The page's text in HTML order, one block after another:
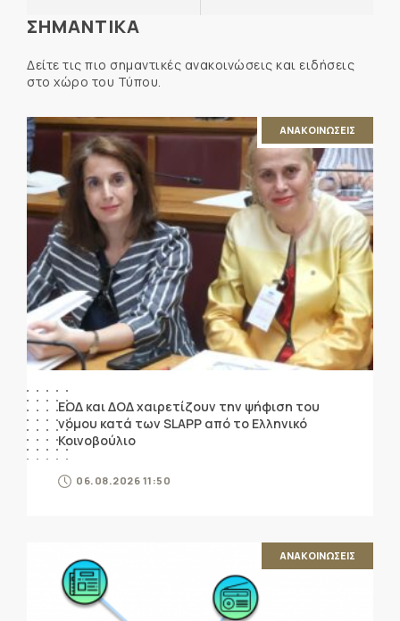
ΣΗΜΑΝΤΙΚΑ
Δείτε τις πιο σημαντικές ανακοινώσεις και ειδήσεις
στο χώρο του Τύπου.
ΑΝΑΚΟΙΝΩΣΕΙΣ
ΕΟΔ και ΔΟΔ χαιρετίζουν την ψήφιση του
νόμου κατά των SLAPP από το Ελληνικό
Κοινοβούλιο
06.08.2026 11:50
ΑΝΑΚΟΙΝΩΣΕΙΣ